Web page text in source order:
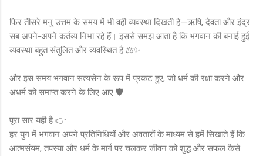
फिर तीसरे मनु उत्तम के समय में भी वही व्यवस्था दिखती है—ऋषि, देवता और इंद्र
सब अपने-अपने कर्तव्य निभा रहे हैं। इससे समझ आता है कि भगवान की बनाई हुई
व्यवस्था बहुत संतुलित और व्यवस्थित है ⚖️✨
और इस समय भगवान सत्यसेन के रूप में प्रकट हुए, जो धर्म की रक्षा करने और
अधर्म को समाप्त करने के लिए आए 🛡️
पूरा सार यही है 👉
हर युग में भगवान अपने प्रतिनिधियों और अवतारों के माध्यम से हमें सिखाते हैं कि
आत्मसंयम, तपस्या और धर्म के मार्ग पर चलकर जीवन को शुद्ध और सफल कैसे